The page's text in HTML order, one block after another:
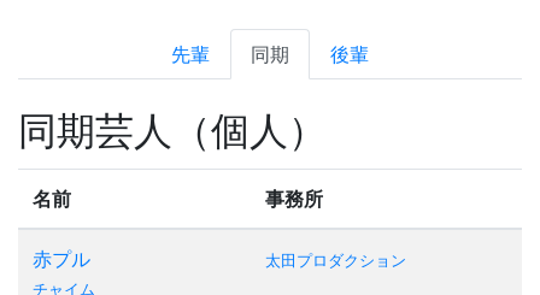
先輩 同期 後輩
同期芸人（個人）
名前 事務所
赤プル
チャイム
太田プロダクション